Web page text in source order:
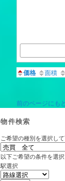
価格 面積
前のページにも
物件検索
ご希望の種別を選択し
以下ご希望の条件を選
駅選択